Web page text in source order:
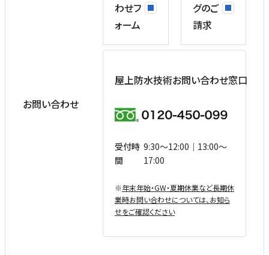
お問い合わせ
わせフ
ォーム
グのご
請求
屋上防水技術お問い合わせ窓口
受付時
間
9:30〜12:00｜13:00〜
17:00
※年末年始・GW・夏期休業など⻑期休
業時お問い合わせについては、お知ら
せをご確認ください